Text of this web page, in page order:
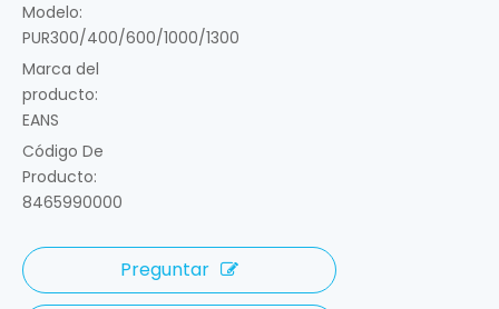
Modelo:
PUR300/400/600/1000/1300
Marca del
producto:
EANS
Código De
Producto:
8465990000
Preguntar